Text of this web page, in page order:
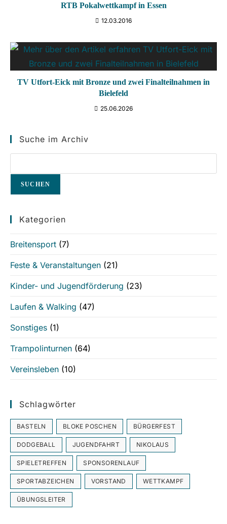
RTB Pokalwettkampf in Essen
12.03.2016
TV Utfort-Eick mit Bronze und zwei Finalteilnahmen in
Bielefeld
25.06.2026
Suche im Archiv
SUCHEN
Kategorien
Breitensport (7)
Feste & Veranstaltungen (21)
Kinder- und Jugendförderung (23)
Laufen & Walking (47)
Sonstiges (1)
Trampolinturnen (64)
Vereinsleben (10)
Schlagwörter
BASTELN BLOKE POSCHEN BÜRGERFEST
DODGEBALL JUGENDFAHRT NIKOLAUS
SPIELETREFFEN SPONSORENLAUF
SPORTABZEICHEN VORSTAND WETTKAMPF
ÜBUNGSLEITER